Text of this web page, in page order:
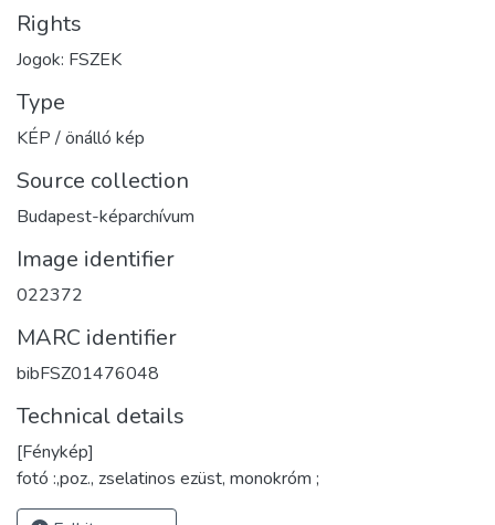
Rights
Jogok: FSZEK
Type
KÉP / önálló kép
Source collection
Budapest-képarchívum
Image identifier
022372
MARC identifier
bibFSZ01476048
Technical details
[Fénykép]
fotó :,poz., zselatinos ezüst, monokróm ;